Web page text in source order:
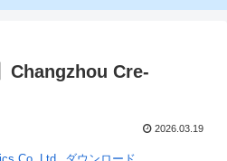
Changzhou Cre-
2026.03.19